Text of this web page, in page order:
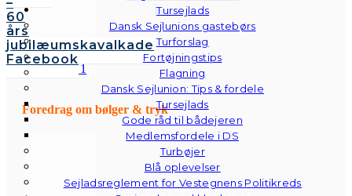
Tursejlads
Dansk Sejlunions gastebørs
Turforslag
Fortøjningstips
Flagning
Dansk Sejlunion: Tips & fordele
Tursejlads
Gode råd til bådejeren
Medlemsfordele i DS
Turbøjer
Blå oplevelser
Sejladsreglement for Vestegnens Politikreds
60
års
jubilæumskavalkade
Facebook
Foredrag om bølger & tryk